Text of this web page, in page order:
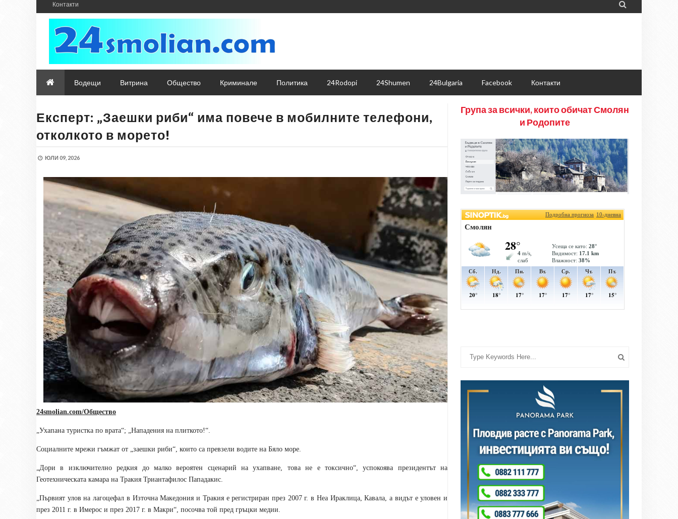
Контакти 
Водещи Витрина Общество Криминале Политика 24Rodopi 24Shumen 24Bulgaria Facebook Контакти
Експерт: „Заешки риби“ има повече в мобилните телефони,
отколкото в морето!
ЮЛИ 09, 2026
24smolian.com/Общество
„Ухапана туристка по врата“; „Нападения на плиткото!“.
Социалните мрежи гъмжат от „заешки риби“, които са превзели водите на Бяло море.
„Дори в изключително редкия до малко вероятен сценарий на ухапване, това не е токсично“, успокоява президентът на
Геотехническата камара на Тракия Триантафилос Пападакис.
„Първият улов на лагоцефал в Източна Македония и Тракия е регистриран през 2007 г. в Неа Ираклица, Кавала, а видът е уловен и
през 2011 г. в Имерос и през 2017 г. в Макри“, посочва той пред гръцки медии.
Група за всички, които обичат Смолян
и Родопите